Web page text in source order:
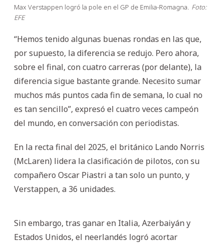
Max Verstappen logró la pole en el GP de Emilia-Romagna. Foto:
EFE
“Hemos tenido algunas buenas rondas en las que,
por supuesto, la diferencia se redujo. Pero ahora,
sobre el final, con cuatro carreras (por delante), la
diferencia sigue bastante grande. Necesito sumar
muchos más puntos cada fin de semana, lo cual no
es tan sencillo”, expresó el cuatro veces campeón
del mundo, en conversación con periodistas.
En la recta final del 2025, el británico Lando Norris
(McLaren) lidera la clasificación de pilotos, con su
compañero Oscar Piastri a tan solo un punto, y
Verstappen, a 36 unidades.
Sin embargo, tras ganar en Italia, Azerbaiyán y
Estados Unidos, el neerlandés logró acortar